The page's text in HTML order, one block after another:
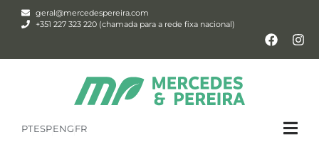
geral@mercedespereira.com
+351 227 323 220 (chamada para a rede fixa nacional)
PTESPENGFR